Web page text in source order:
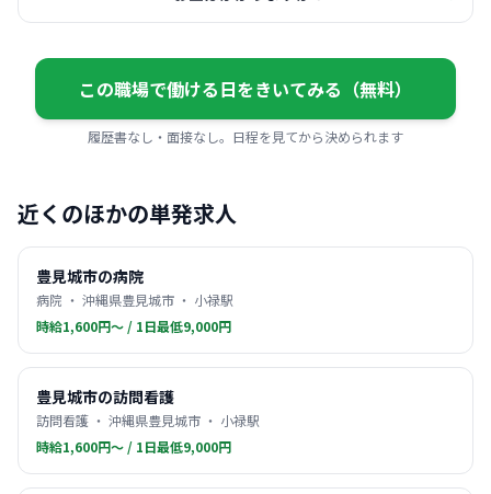
この職場で働ける日をきいてみる（無料）
履歴書なし・面接なし。日程を見てから決められます
近くのほかの単発求人
豊見城市の病院
病院 ・ 沖縄県豊見城市 ・ 小禄駅
時給1,600円〜 / 1日最低9,000円
豊見城市の訪問看護
訪問看護 ・ 沖縄県豊見城市 ・ 小禄駅
時給1,600円〜 / 1日最低9,000円